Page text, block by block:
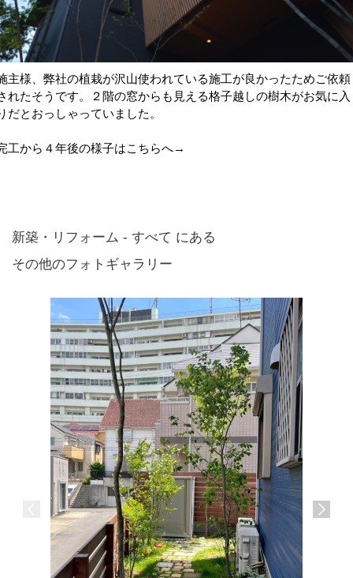
主様、弊社の植栽が沢山使われている施工が良かったためご依頼
れたそうです。２階の窓からも見える格子越しの樹木がお気に入
だとおっしゃっていました。
工から４年後の様子はこちらへ→
新築・リフォーム - すべて にある
その他のフォトギャラリー